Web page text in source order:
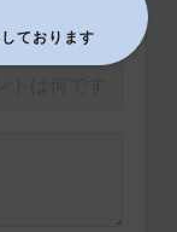
ております